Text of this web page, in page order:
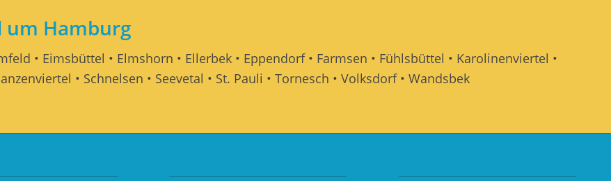
um Hamburg
• Eimsbüttel • Elmshorn • Ellerbek • Eppendorf • Farmsen • Fühlsbüttel • Karolinenviertel •
• Schnelsen • Seevetal • St. Pauli • Tornesch • Volksdorf • Wandsbek